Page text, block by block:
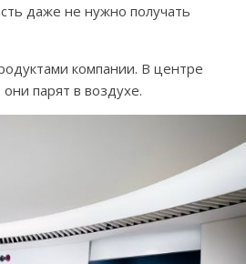
даже не нужно получать
компании. В центре
парят в воздухе.